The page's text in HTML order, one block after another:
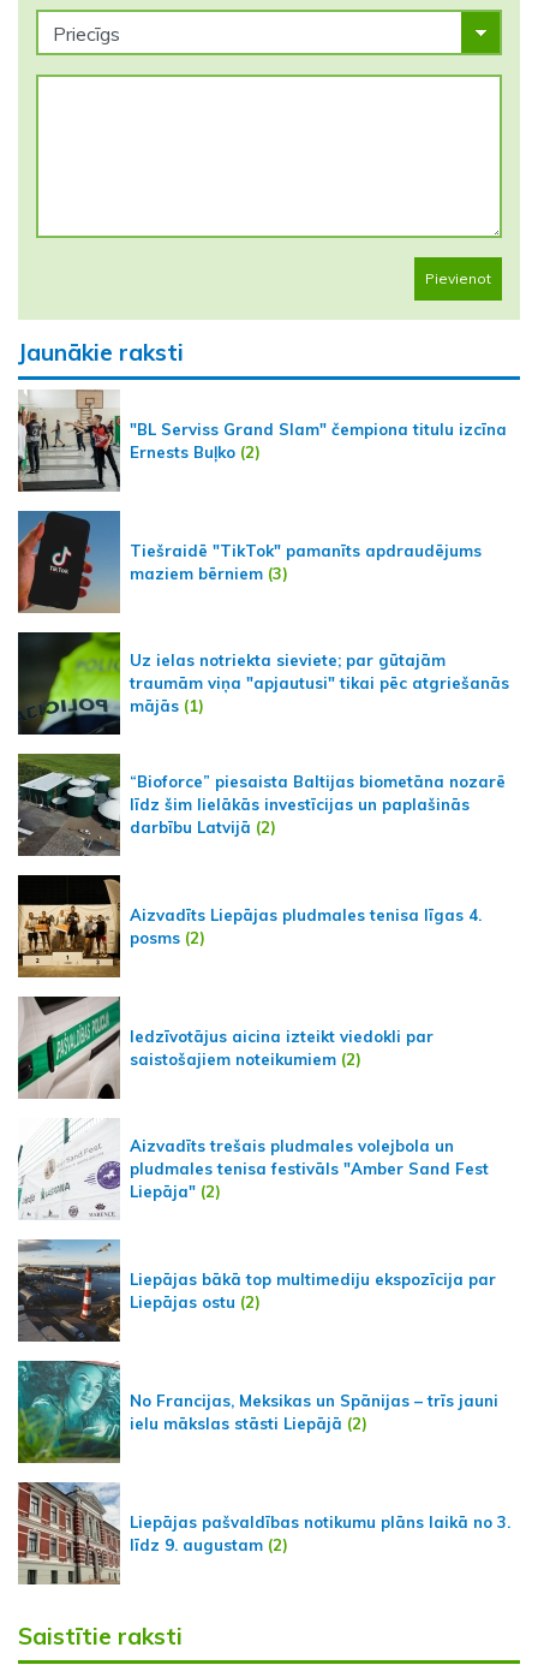
Pievienot
Jaunākie raksti
"BL Serviss Grand Slam" čempiona titulu izcīna
Ernests Buļko (2)
Tiešraidē "TikTok" pamanīts apdraudējums
maziem bērniem (3)
Uz ielas notriekta sieviete; par gūtajām
traumām viņa "apjautusi" tikai pēc atgriešanās
mājās (1)
“Bioforce” piesaista Baltijas biometāna nozarē
līdz šim lielākās investīcijas un paplašinās
darbību Latvijā (2)
Aizvadīts Liepājas pludmales tenisa līgas 4.
posms (2)
Iedzīvotājus aicina izteikt viedokli par
saistošajiem noteikumiem (2)
Aizvadīts trešais pludmales volejbola un
pludmales tenisa festivāls "Amber Sand Fest
Liepāja" (2)
Liepājas bākā top multimediju ekspozīcija par
Liepājas ostu (2)
No Francijas, Meksikas un Spānijas – trīs jauni
ielu mākslas stāsti Liepājā (2)
Liepājas pašvaldības notikumu plāns laikā no 3.
līdz 9. augustam (2)
Saistītie raksti